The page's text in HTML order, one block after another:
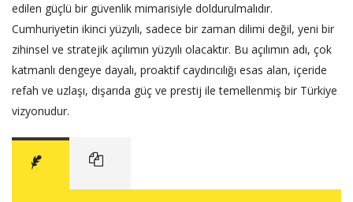
edilen güçlü bir güvenlik mimarisiyle doldurulmalıdır.
Cumhuriyetin ikinci yüzyılı, sadece bir zaman dilimi değil, yeni bir
zihinsel ve stratejik açılımın yüzyılı olacaktır. Bu açılımın adı, çok
katmanlı dengeye dayalı, proaktif caydırıcılığı esas alan, içeride
refah ve uzlaşı, dışarıda güç ve prestij ile temellenmiş bir Türkiye
vizyonudur.